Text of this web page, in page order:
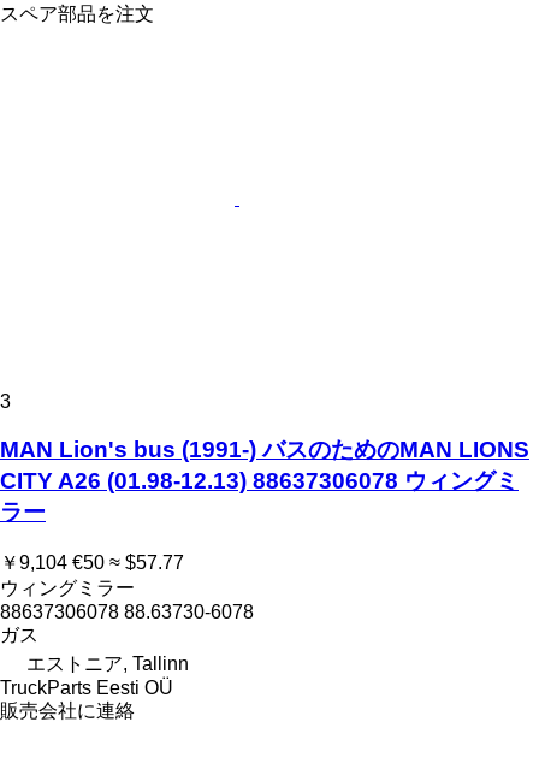
スペア部品を注文
3
MAN Lion's bus (1991-) バスのためのMAN LIONS
CITY A26 (01.98-12.13) 88637306078 ウィングミ
ラー
￥9,104 €50 ≈ $57.77
ウィングミラー
88637306078 88.63730-6078
ガス
エストニア, Tallinn
TruckParts Eesti OÜ
販売会社に連絡